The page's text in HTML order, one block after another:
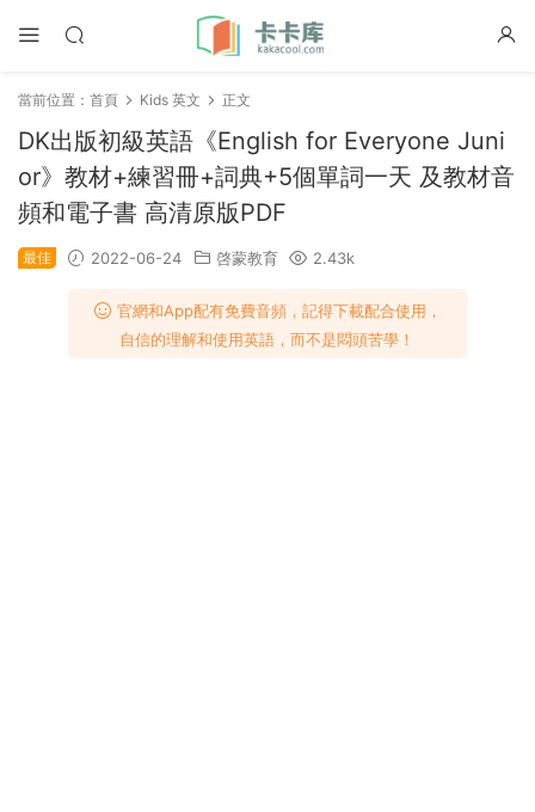
當前位置： 首頁 Kids 英文 正文
DK出版初級英語《English for Everyone Juni
or》教材+練習冊+詞典+5個單詞一天 及教材音
頻和電子書 高清原版PDF
最佳 2022-06-24 啓蒙教育 2.43k
官網和App配有免費音頻，記得下載配合使用，
自信的理解和使用英語，而不是悶頭苦學！